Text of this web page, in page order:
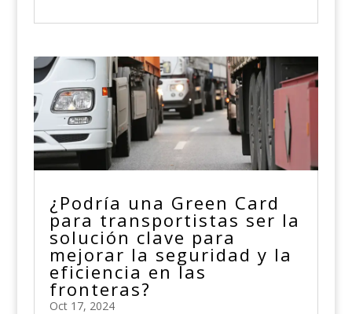
¿Podría una Green Card
para transportistas ser la
solución clave para
mejorar la seguridad y la
eficiencia en las
fronteras?
Oct 17, 2024